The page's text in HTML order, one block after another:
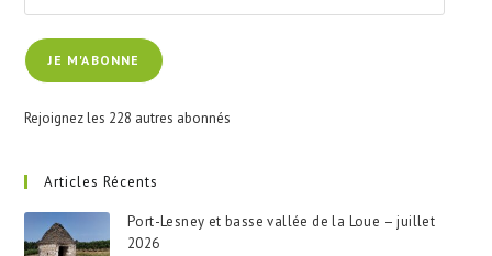
adresse
e-
mailJE M'ABONNE
Rejoignez les 228 autres abonnés
Articles Récents
Port-Lesney et basse vallée de la Loue – juillet
2026